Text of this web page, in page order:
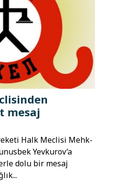
mesaj
Halk Meclisi Mehk-
Yevkurov’a
dolu bir mesaj